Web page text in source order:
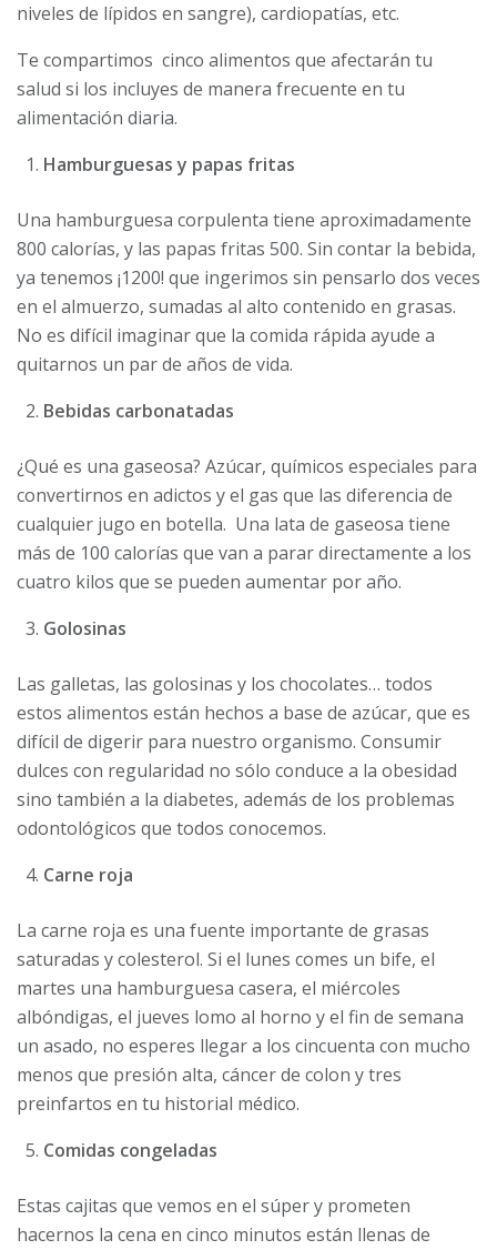
niveles de lípidos en sangre), cardiopatías, etc.
Te compartimos cinco alimentos que afectarán tu
salud si los incluyes de manera frecuente en tu
alimentación diaria.
Hamburguesas y papas fritas
Una hamburguesa corpulenta tiene aproximadamente
800 calorías, y las papas fritas 500. Sin contar la bebida,
ya tenemos ¡1200! que ingerimos sin pensarlo dos veces
en el almuerzo, sumadas al alto contenido en grasas.
No es difícil imaginar que la comida rápida ayude a
quitarnos un par de años de vida.
Bebidas carbonatadas
¿Qué es una gaseosa? Azúcar, químicos especiales para
convertirnos en adictos y el gas que las diferencia de
cualquier jugo en botella. Una lata de gaseosa tiene
más de 100 calorías que van a parar directamente a los
cuatro kilos que se pueden aumentar por año.
Golosinas
Las galletas, las golosinas y los chocolates… todos
estos alimentos están hechos a base de azúcar, que es
difícil de digerir para nuestro organismo. Consumir
dulces con regularidad no sólo conduce a la obesidad
sino también a la diabetes, además de los problemas
odontológicos que todos conocemos.
Carne roja
La carne roja es una fuente importante de grasas
saturadas y colesterol. Si el lunes comes un bife, el
martes una hamburguesa casera, el miércoles
albóndigas, el jueves lomo al horno y el fin de semana
un asado, no esperes llegar a los cincuenta con mucho
menos que presión alta, cáncer de colon y tres
preinfartos en tu historial médico.
Comidas congeladas
Estas cajitas que vemos en el súper y prometen
hacernos la cena en cinco minutos están llenas de